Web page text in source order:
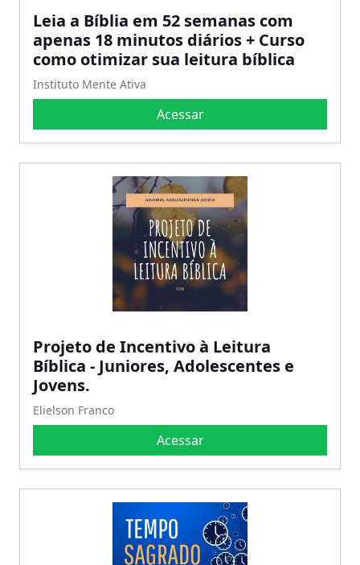
Leia a Bíblia em 52 semanas com
apenas 18 minutos diários + Curso
como otimizar sua leitura bíblica
Instituto Mente Ativa
Acessar
Projeto de Incentivo à Leitura
Bíblica - Juniores, Adolescentes e
Jovens.
Elielson Franco
Acessar